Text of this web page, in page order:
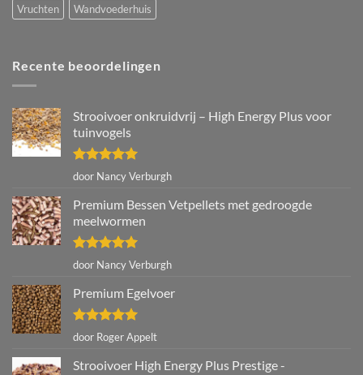
Vruchten
Wandvoederhuis
Recente beoordelingen
Strooivoer onkruidvrij – High Energy Plus voor
tuinvogels
Gewaardeerd
door Nancy Verburgh
Premium Bessen Vetpellets met gedroogde
meelwormen
Gewaardeerd
door Nancy Verburgh
Premium Egelvoer
Gewaardeerd
uit 5
door Roger Appelt
Strooivoer High Energy Plus Prestige -